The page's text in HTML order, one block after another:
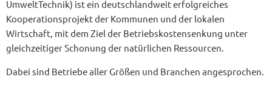
UmweltTechnik) ist ein deutschlandweit erfolgreiches
Kooperationsprojekt der Kommunen und der lokalen
Wirtschaft, mit dem Ziel der Betriebskostensenkung unter
gleichzeitiger Schonung der natürlichen Ressourcen.
Dabei sind Betriebe aller Größen und Branchen angesprochen.